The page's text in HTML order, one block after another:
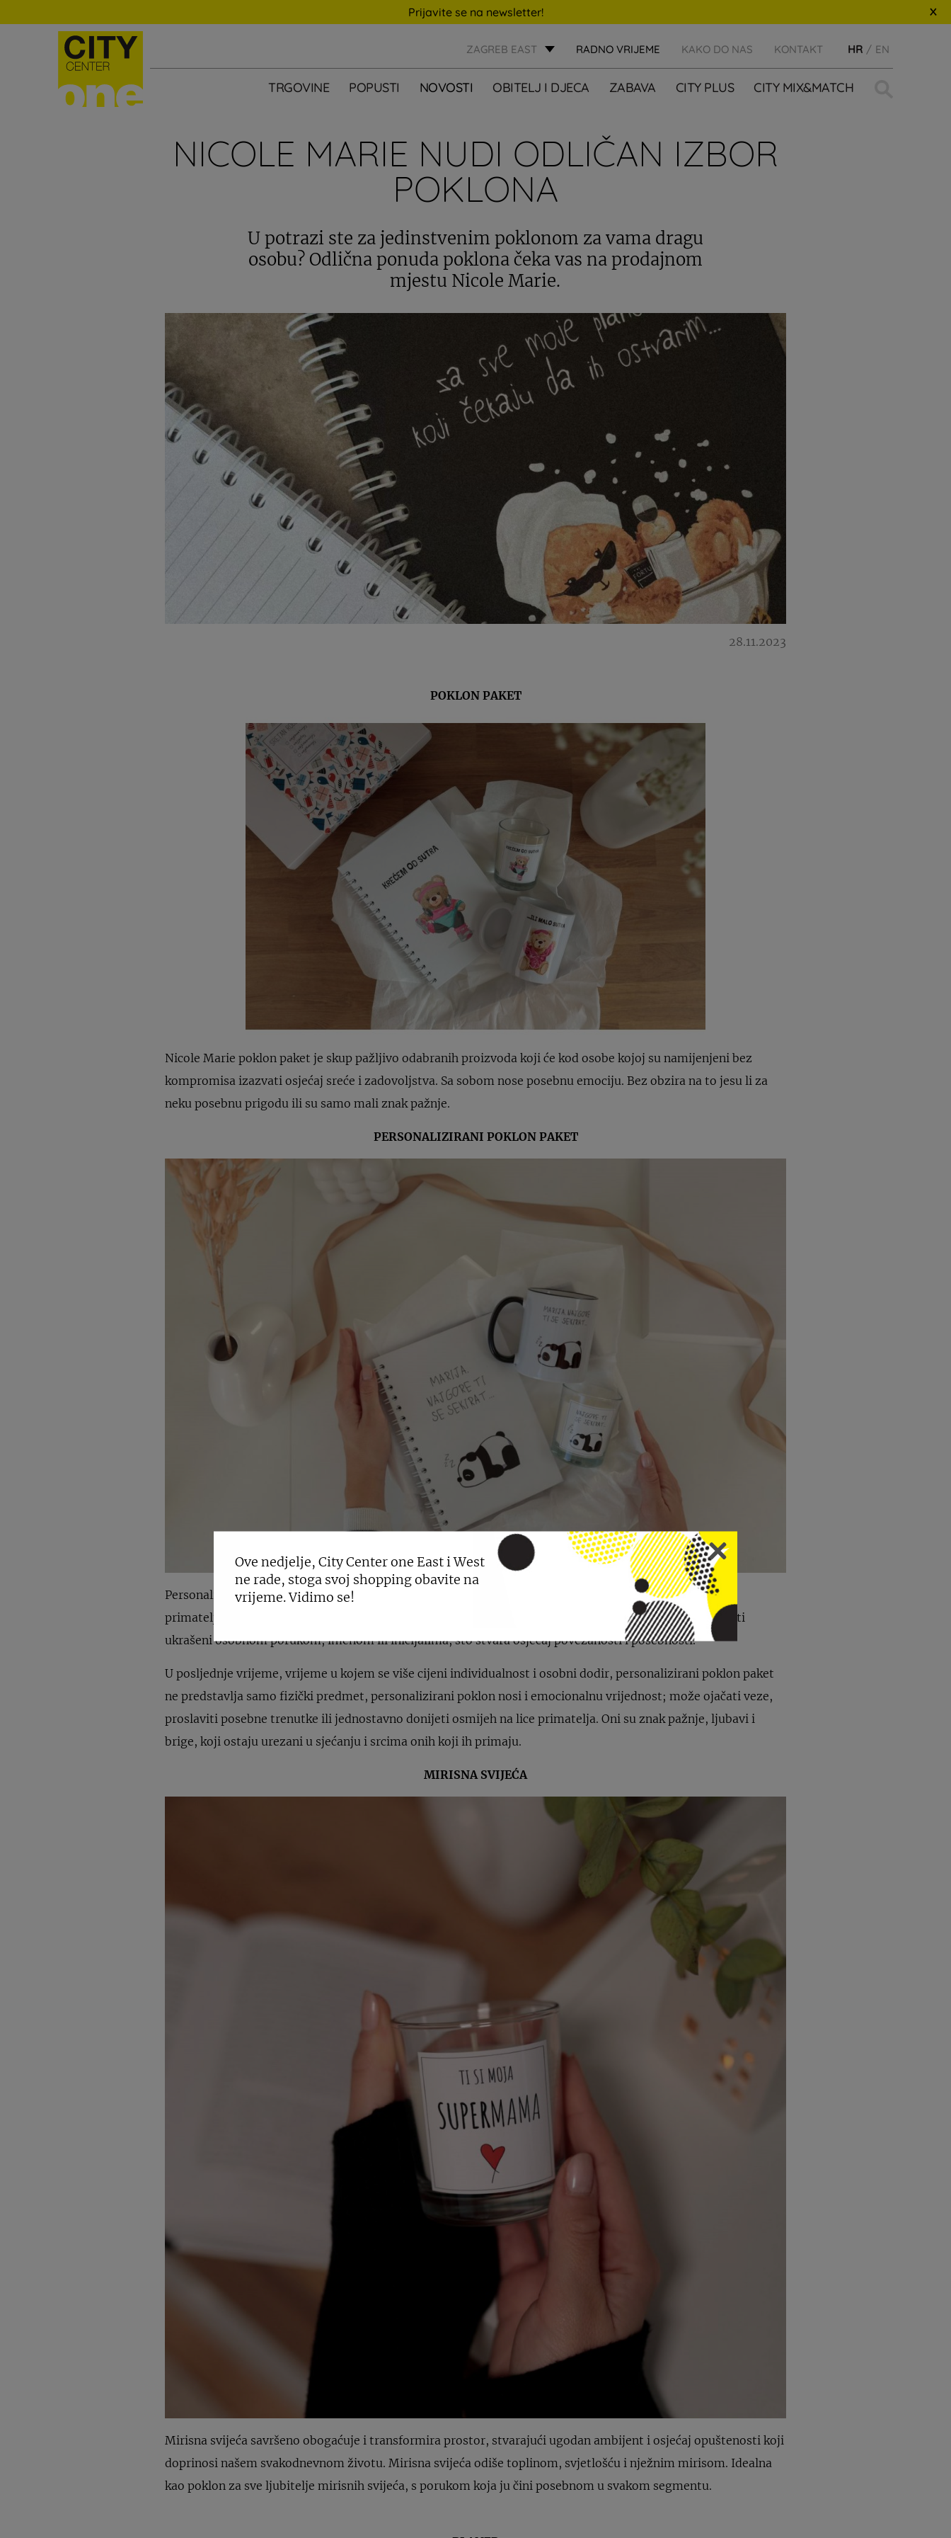
Prijavite se na newsletter!
ZAGREB EAST RADNO VRIJEME KAKO DO NAS KONTAKT HR EN
TRGOVINE POPUSTI NOVOSTI OBITELJ I DJECA ZABAVA CITY PLUS CITY MIX&MATCH
NICOLE MARIE NUDI ODLIČAN IZBOR
POKLONA
U potrazi ste za jedinstvenim poklonom za vama dragu
osobu? Odlična ponuda poklona čeka vas na prodajnom
mjestu Nicole Marie.
28.11.2023
POKLON PAKET
Nicole Marie poklon paket je skup pažljivo odabranih proizvoda koji će kod osobe kojoj su namijenjeni bez
kompromisa izazvati osjećaj sreće i zadovoljstva. Sa sobom nose posebnu emociju. Bez obzira na to jesu li za
neku posebnu prigodu ili su samo mali znak pažnje.
PERSONALIZIRANI POKLON PAKET
Personalizirani poklon paket obuhvaća pažljivo odabrane predmete prilagođene potrebama i željama
primatelja.Ono što personalizirane pakete čini tako posebnima je njihova duboka osobna nota. Mogu biti
ukrašeni osobnom porukom, imenom ili inicijalima, što stvara osjećaj povezanosti i posebnosti.
U posljednje vrijeme, vrijeme u kojem se više cijeni individualnost i osobni dodir, personalizirani poklon paket
ne predstavlja samo fizički predmet, personalizirani poklon nosi i emocionalnu vrijednost; može ojačati veze,
proslaviti posebne trenutke ili jednostavno donijeti osmijeh na lice primatelja. Oni su znak pažnje, ljubavi i
brige, koji ostaju urezani u sjećanju i srcima onih koji ih primaju.
MIRISNA SVIJEĆA
Mirisna svijeća savršeno obogaćuje i transformira prostor, stvarajući ugodan ambijent i osjećaj opuštenosti koji
doprinosi našem svakodnevnom životu. Mirisna svijeća odiše toplinom, svjetlošću i nježnim mirisom. Idealna
kao poklon za sve ljubitelje mirisnih svijeća, s porukom koja ju čini posebnom u svakom segmentu.
Ove nedjelje, City Center one East i West
ne rade, stoga svoj shopping obavite na
vrijeme. Vidimo se!